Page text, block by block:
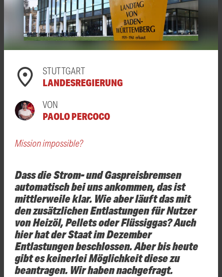
STUTTGART
LANDESREGIERUNG
VON
PAOLO PERCOCO
Mission impossible?
Dass die Strom- und Gaspreisbremsen
automatisch bei uns ankommen, das ist
mittlerweile klar. Wie aber läuft das mit
den zusätzlichen Entlastungen für Nutzer
von Heizöl, Pellets oder Flüssiggas? Auch
hier hat der Staat im Dezember
Entlastungen beschlossen. Aber bis heute
gibt es keinerlei Möglichkeit diese zu
beantragen. Wir haben nachgefragt.